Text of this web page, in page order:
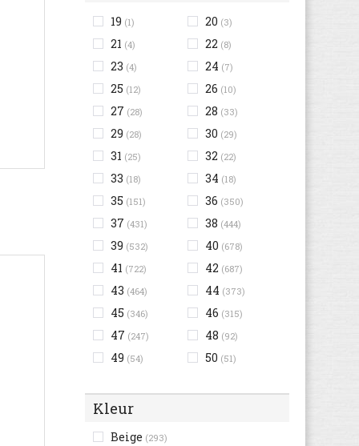
19 (1) 20 (3)
21 (4) 22 (8)
23 (4) 24 (7)
25 (12) 26 (10)
27 (28) 28 (33)
29 (28) 30 (29)
31 (25) 32 (22)
33 (18) 34 (18)
35 (151) 36 (350)
37 (431) 38 (444)
39 (532) 40 (678)
41 (722) 42 (687)
43 (464) 44 (373)
45 (346) 46 (315)
47 (247) 48 (92)
49 (54) 50 (51)
Kleur
Beige (293)